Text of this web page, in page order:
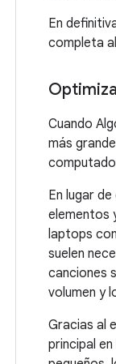
En
completa
Cuando
más
En lugar
elementos
laptops
suelen
canciones
volumen y
Gracias al
principal